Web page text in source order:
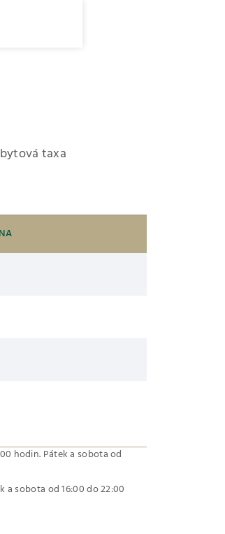
taxa
hodin. Pátek a sobota od
a sobota od 16:00 do 22:00